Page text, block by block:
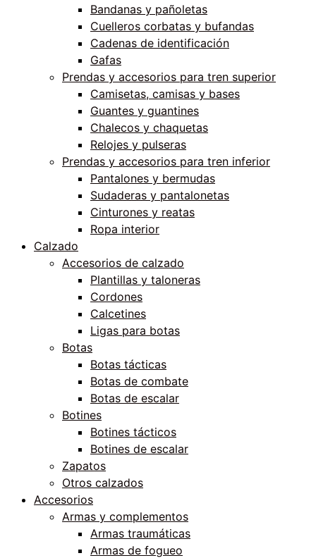
Bandanas y pañoletas
Cuelleros corbatas y bufandas
Cadenas de identificación
Gafas
Prendas y accesorios para tren superior
Camisetas, camisas y bases
Guantes y guantines
Chalecos y chaquetas
Relojes y pulseras
Prendas y accesorios para tren inferior
Pantalones y bermudas
Sudaderas y pantalonetas
Cinturones y reatas
Ropa interior
Calzado
Accesorios de calzado
Plantillas y taloneras
Cordones
Calcetines
Ligas para botas
Botas
Botas tácticas
Botas de combate
Botas de escalar
Botines
Botines tácticos
Botines de escalar
Zapatos
Otros calzados
Accesorios
Armas y complementos
Armas traumáticas
Armas de fogueo